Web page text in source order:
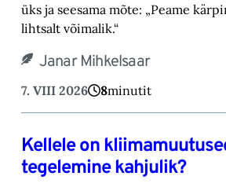
üks ja seesama mõte: „Peame
lihtsalt võimalik.“‎
Janar Mihkelsaar
7. VIII 2026 8minutit
Kellele on
tegelemine kahjulik?